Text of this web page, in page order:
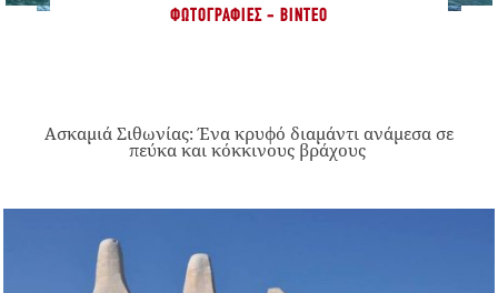
ΦΩΤΟΓΡΑΦΊΕΣ - ΒΊΝΤΕΟ
Ασκαμιά Σιθωνίας: Ένα κρυφό διαμάντι ανάμεσα σε
πεύκα και κόκκινους βράχους